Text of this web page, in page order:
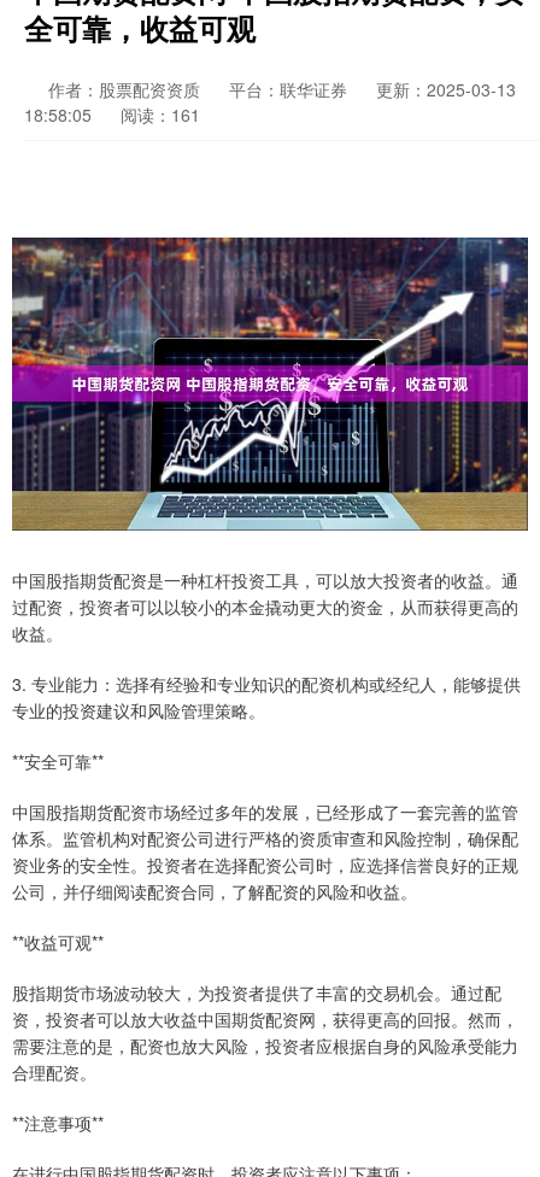
全可靠，收益可观
作者：股票配资资质 平台：联华证券
更新：2025-03-13
18:58:05
阅读：161
中国股指期货配资是一种杠杆投资工具，可以放大投资者的收益。通
过配资，投资者可以以较小的本金撬动更大的资金，从而获得更高的
收益。
3. 专业能力：选择有经验和专业知识的配资机构或经纪人，能够提供
专业的投资建议和风险管理策略。
**安全可靠**
中国股指期货配资市场经过多年的发展，已经形成了一套完善的监管
体系。监管机构对配资公司进行严格的资质审查和风险控制，确保配
资业务的安全性。投资者在选择配资公司时，应选择信誉良好的正规
公司，并仔细阅读配资合同，了解配资的风险和收益。
**收益可观**
股指期货市场波动较大，为投资者提供了丰富的交易机会。通过配
资，投资者可以放大收益中国期货配资网，获得更高的回报。然而，
需要注意的是，配资也放大风险，投资者应根据自身的风险承受能力
合理配资。
**注意事项**